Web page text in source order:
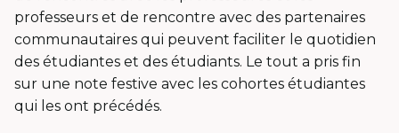
professeurs et de rencontre avec des partenaires
communautaires qui peuvent faciliter le quotidien
des étudiantes et des étudiants. Le tout a pris fin
sur une note festive avec les cohortes étudiantes
qui les ont précédés.